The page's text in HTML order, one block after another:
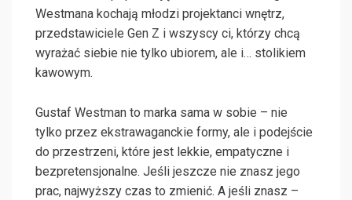
Westmana kochają młodzi projektanci wnętrz,
przedstawiciele Gen Z i wszyscy ci, którzy chcą
wyrażać siebie nie tylko ubiorem, ale i… stolikiem
kawowym.
Gustaf Westman to marka sama w sobie – nie
tylko przez ekstrawaganckie formy, ale i podejście
do przestrzeni, które jest lekkie, empatyczne i
bezpretensjonalne. Jeśli jeszcze nie znasz jego
prac, najwyższy czas to zmienić. A jeśli znasz –